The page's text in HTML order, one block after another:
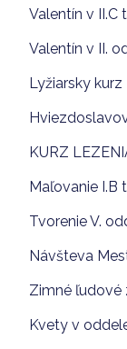
Valentín v II.C
Valentín v II.
Lyžiarsky kurz
KURZ
Maľovanie I.B
Tvorenie V.
Návšteva
Zimné ľudové
Kvety v